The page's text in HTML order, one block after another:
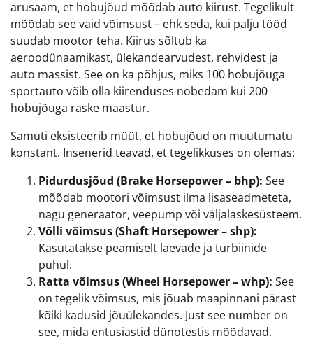
arusaam, et hobujõud mõõdab auto kiirust. Tegelikult
mõõdab see vaid võimsust – ehk seda, kui palju tööd
suudab mootor teha. Kiirus sõltub ka
aeroodünaamikast, ülekandearvudest, rehvidest ja
auto massist. See on ka põhjus, miks 100 hobujõuga
sportauto võib olla kiirenduses nobedam kui 200
hobujõuga raske maastur.
Samuti eksisteerib müüt, et hobujõud on muutumatu
konstant. Insenerid teavad, et tegelikkuses on olemas:
Pidurdusjõud (Brake Horsepower – bhp): See
mõõdab mootori võimsust ilma lisaseadmeteta,
nagu generaator, veepump või väljalaskesüsteem.
Võlli võimsus (Shaft Horsepower – shp):
Kasutatakse peamiselt laevade ja turbiinide
puhul.
Ratta võimsus (Wheel Horsepower – whp): See
on tegelik võimsus, mis jõuab maapinnani pärast
kõiki kadusid jõuülekandes. Just see number on
see, mida entusiastid dünotestis mõõdavad.